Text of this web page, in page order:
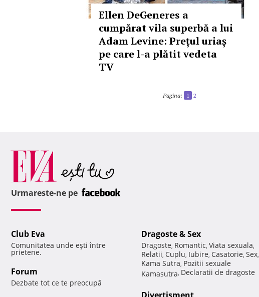
Ellen DeGeneres a
cumpărat vila superbă a lui
Adam Levine: Prețul uriaș
pe care l-a plătit vedeta
TV
Pagina: 1 2
Urmareste-ne pe
Club Eva
Comunitatea unde eşti între
prietene.
Forum
Dezbate tot ce te preocupă
Dragoste & Sex
Dragoste, Romantic, Viata sexuala,
Relatii, Cuplu, Iubire, Casatorie, Sex,
Kama Sutra, Pozitii sexuale
Kamasutra, Declaratii de dragoste